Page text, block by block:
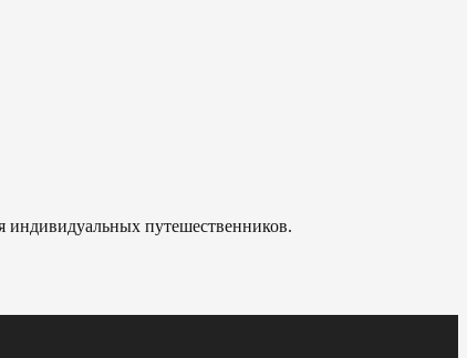
индивидуальных путешественников.